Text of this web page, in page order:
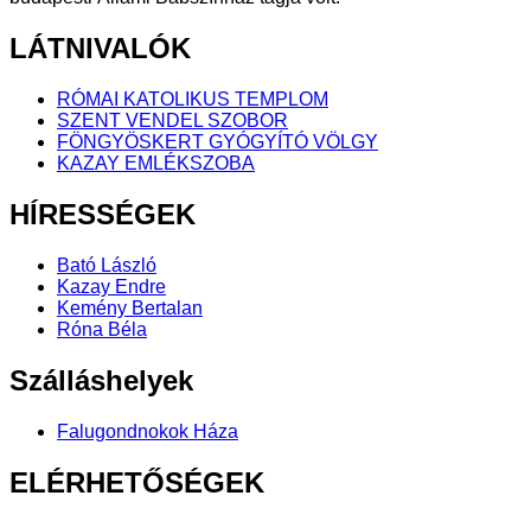
LÁTNIVALÓK
RÓMAI KATOLIKUS TEMPLOM
SZENT VENDEL SZOBOR
FÖNGYÖSKERT GYÓGYÍTÓ VÖLGY
KAZAY EMLÉKSZOBA
HÍRESSÉGEK
Bató László
Kazay Endre
Kemény Bertalan
Róna Béla
Szálláshelyek
Falugondnokok Háza
ELÉRHETŐSÉGEK